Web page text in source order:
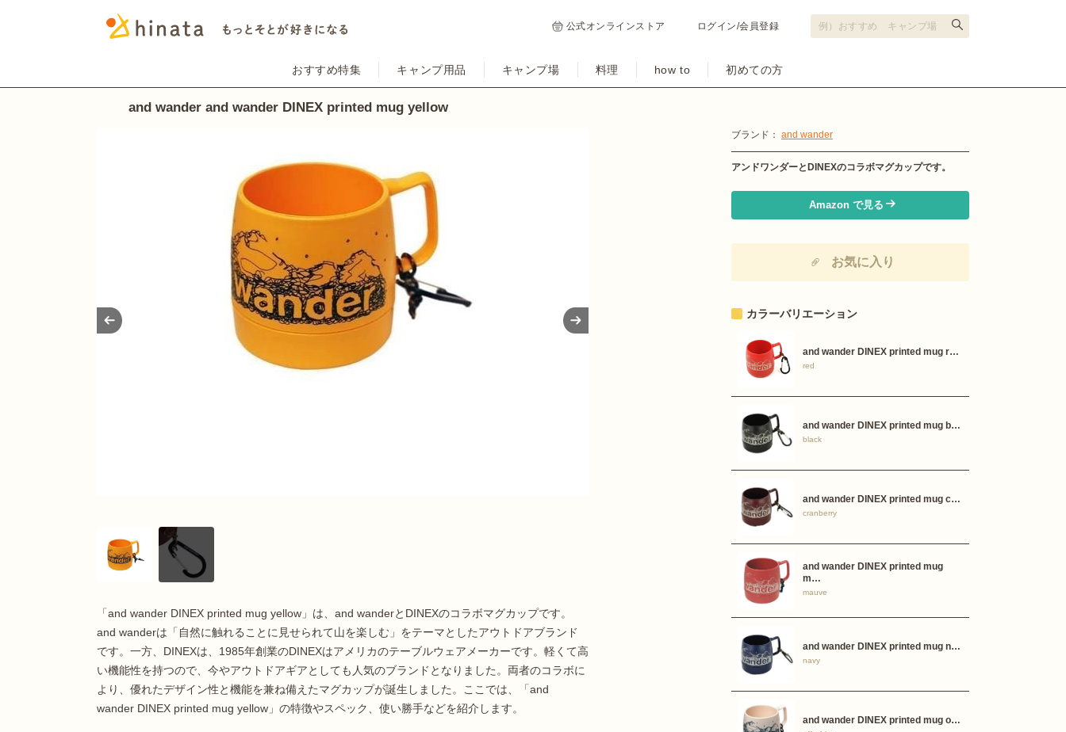
公式オンラインストア ログイン/会員登録
おすすめ特集 キャンプ用品 キャンプ場 料理 how to 初めての方
and wander and wander DINEX printed mug yellow
「and wander DINEX printed mug yellow」は、and wanderとDINEXのコラボマグカップです。
and wanderは「自然に触れることに見せられて山を楽しむ」をテーマとしたアウトドアブランド
です。一方、DINEXは、1985年創業のDINEXはアメリカのテーブルウェアメーカーです。軽くて高
い機能性を持つので、今やアウトドアギアとしても人気のブランドとなりました。両者のコラボに
より、優れたデザイン性と機能を兼ね備えたマグカップが誕生しました。ここでは、「and
wander DINEX printed mug yellow」の特徴やスペック、使い勝手などを紹介します。
ブランド： and wander
アンドワンダーとDINEXのコラボマグカップです。
Amazon で見る
お気に入り
カラーバリエーション
and wander DINEX printed mug r…
red
and wander DINEX printed mug b…
black
and wander DINEX printed mug c…
cranberry
and wander DINEX printed mug
m…
mauve
and wander DINEX printed mug n…
navy
and wander DINEX printed mug o…